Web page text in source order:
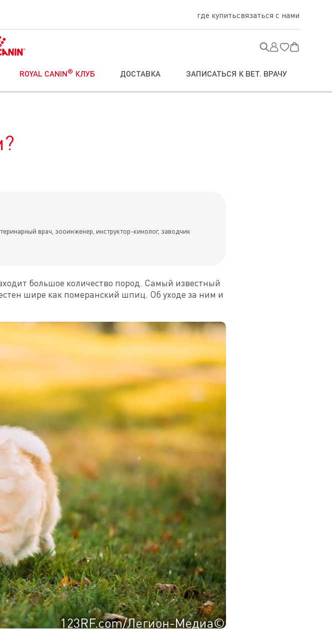
где купитьсвязаться с нами
ROYAL CANIN® КЛУБ ДОСТАВКА ЗАПИСАТЬСЯ К ВЕТ. ВРАЧУ
врач, зооинженер, инструктор-кинолог, заводчик
большое количество пород. Самый известный
шире как померанский шпиц. Об уходе за ним и